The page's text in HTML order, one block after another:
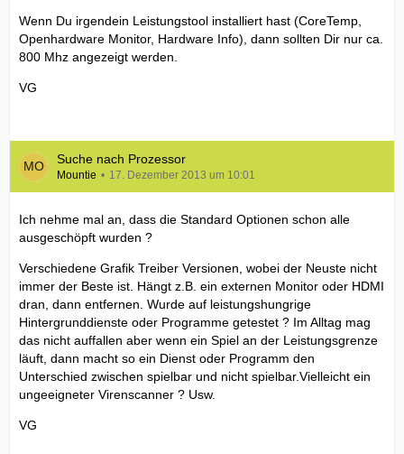
Wenn Du irgendein Leistungstool installiert hast (CoreTemp,
Openhardware Monitor, Hardware Info), dann sollten Dir nur ca.
800 Mhz angezeigt werden.
VG
Suche nach Prozessor
Mountie 17. Dezember 2013 um 10:01
Ich nehme mal an, dass die Standard Optionen schon alle
ausgeschöpft wurden ?
Verschiedene Grafik Treiber Versionen, wobei der Neuste nicht
immer der Beste ist. Hängt z.B. ein externen Monitor oder HDMI
dran, dann entfernen. Wurde auf leistungshungrige
Hintergrunddienste oder Programme getestet ? Im Alltag mag
das nicht auffallen aber wenn ein Spiel an der Leistungsgrenze
läuft, dann macht so ein Dienst oder Programm den
Unterschied zwischen spielbar und nicht spielbar.Vielleicht ein
ungeeigneter Virenscanner ? Usw.
VG